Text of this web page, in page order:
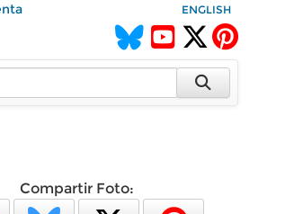
ENGLISH
Compartir Foto: